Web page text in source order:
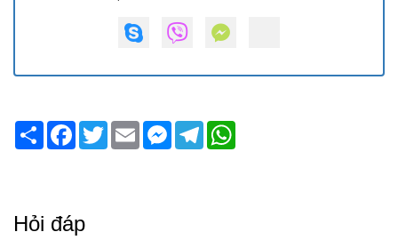
Share Facebook
TwitterEmail Messenger
Telegram
Hỏi đáp